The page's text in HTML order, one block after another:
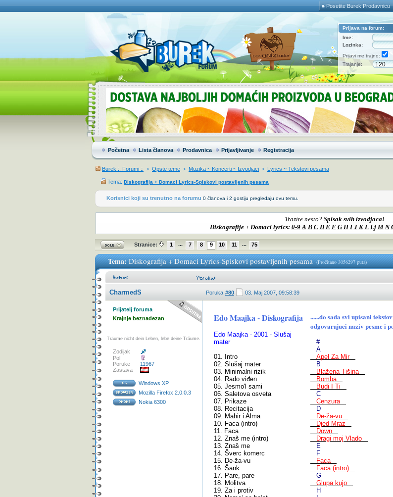
Posetite Burek Prodavnicu
Prijava na forum:
Ime:
Lozinka:
Prijavi me trajno:
Trajanje:
Početna Lista članova Prodavnica Prijavljivanje Registracija
Burek :: Forumi :: > Opste teme > Muzika ~ Koncerti ~ Izvodjaci > Lyrics ~ Tekstovi pesama
Tema: Diskografija + Domaci Lyrics-Spiskovi postavljenih pesama
Korisnici koji su trenutno na forumu 0 članova i 2 gostiju pregledaju ovu temu.
Trazite nesto? Spisak svih izvodjaca!
Diskografije + Domaci lyrics: 0-9 A B C D E F G H I J K L Lj M N
Stranice: 1 ... 7 8 9 10 11 ... 75
Tema: Diskografija + Domaci Lyrics-Spiskovi postavljenih pesama (Pročitano 3056297 puta)
CharmedS Poruka #80 03. Maj 2007, 09:58:39
Prijatelj foruma
Krajnje beznadezan
Träume nicht dein Leben, lebe deine Träume.
Zodijak
Pol
Poruke
11967
Zastava
Windows XP
Mozilla Firefox 2.0.0.3
Nokia 6300
Edo Maajka - Diskografija
Edo Maajka - 2001 - Slušaj
mater
01. Intro
02. Slušaj mater
03. Minimalni rizik
04. Rado viđen
05. Jesmo'l sami
06. Saletova osveta
07. Prikaze
08. Recitacija
09. Mahir i Alma
10. Faca (intro)
11. Faca
12. Znaš me (intro)
13. Znaš me
14. Šverc komerc
15. De-ža-vu
16. Šank
17. Pare, pare
18. Molitva
19. Za i protiv
......do sada svi upisani
odgovarajuci naziv pesme i
#
A
Apel Za Mir
B
Blažena Tišina
Bomba
Budi I Ti
C
Cenzura
D
De-ža-vu
Djed Mraz
Down
Dragi moj Vlado
E
F
Faca
Faca (intro)
G
Glupa kujo
H